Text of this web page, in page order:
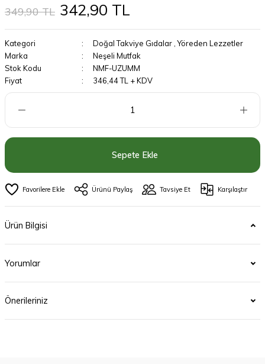
349,90 TL 342,90 TL
Kategori Doğal Takviye Gıdalar ,Yöreden Lezzetler
Marka
Neşeli Mutfak
Stok Kodu
NMF-UZUMM
Fiyat
346,44 TL + KDV
Sepete Ekle
Ürünü Paylaş Tavsiye Et Karşılaştır
Ürün Bilgisi
Yorumlar
Önerileriniz